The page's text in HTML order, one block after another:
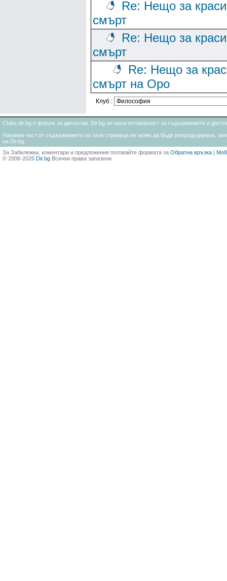
Re: Нещо за
смърт
Re: Нещо за
смърт
Re: Нещо за
смърт на Оро
Клуб :
Clubs.dir.bg е форум за дискусии. Dir.bg не носи отговорност за съдържанието и
Никаква част от съдържанието на тази страница не може да бъде репродуцирана,
на Dir.bg
За Забележки, коментари и предложения ползвайте формата за Обратна връзка |
© 2006-2026 Dir.bg Всички права запазени.